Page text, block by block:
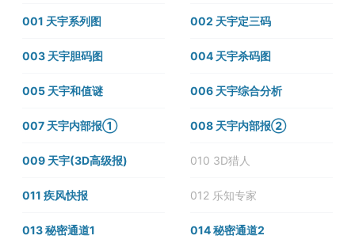
001 天宇系列图 002 天宇定三码
003 天宇胆码图 004 天宇杀码图
005 天宇和值谜 006 天宇综合分析
007 天宇内部报① 008 天宇内部报②
009 天宇(3D高级报) 010 3D猎人
011 疾风快报 012 乐知专家
013 秘密通道1 014 秘密通道2